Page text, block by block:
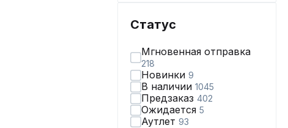
Статус
Мгновенная отправка
218
Новинки 9
В наличии 1045
Предзаказ 402
Ожидается 5
Аутлет 93